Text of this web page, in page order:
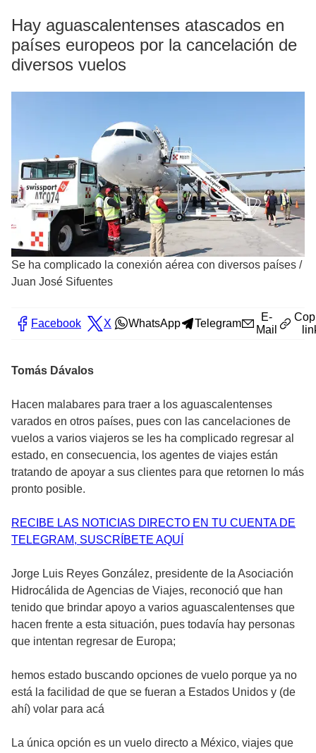
Hay aguascalentenses atascados en
países europeos por la cancelación de
diversos vuelos
Se ha complicado la conexión aérea con diversos países /
Juan José Sifuentes
Facebook X WhatsApp Telegram
E-
Mail
Tomás Dávalos
Hacen malabares para traer a los aguascalentenses
varados en otros países, pues con las cancelaciones de
vuelos a varios viajeros se les ha complicado regresar al
estado, en consecuencia, los agentes de viajes están
tratando de apoyar a sus clientes para que retornen lo más
pronto posible.
RECIBE LAS NOTICIAS DIRECTO EN TU CUENTA DE
TELEGRAM, SUSCRÍBETE AQUÍ
Jorge Luis Reyes González, presidente de la Asociación
Hidrocálida de Agencias de Viajes, reconoció que han
tenido que brindar apoyo a varios aguascalentenses que
hacen frente a esta situación, pues todavía hay personas
que intentan regresar de Europa;
hemos estado buscando opciones de vuelo porque ya no
está la facilidad de que se fueran a Estados Unidos y (de
ahí) volar para acá
La única opción es un vuelo directo a México, viajes que